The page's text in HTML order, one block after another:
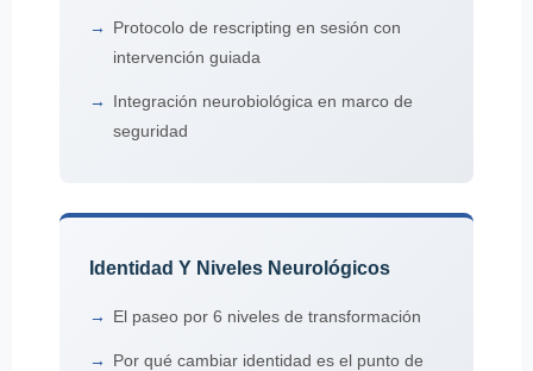
Protocolo de rescripting en sesión con
intervención guiada
Integración neurobiológica en marco de
seguridad
Identidad Y Niveles Neurológicos
El paseo por 6 niveles de transformación
Por qué cambiar identidad es el punto de